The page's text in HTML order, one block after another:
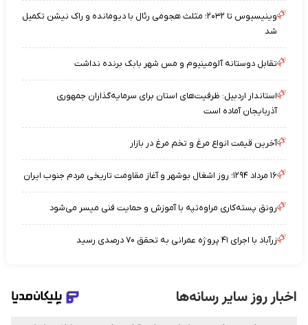
وینیسیوس تا ۲۰۳۲؛ مثلث هجومی رئال با دیومانده و راک نیشن تکمیل
شد
تقابل دوستانه آلومینیوم و مس شهر بابک برنده نداشت
استاندار اردبیل: ظرفیت‌های استان برای سرمایه‌گذاران جمهوری
آذربایجان آماده است
آخرین قیمت انواع مرغ و تخم مرغ در بازار
۱۶ مرداد ۱۲۹۴؛ روز اشغال بوشهر و آغاز مقاومت تاریخی مردم جنوب ایران
رونق پسته‌کاری مراوه‌تپه با آموزش و حمایت فنی میسر می‌شود
زرآباد با اجرای ۴۱ پروژه عمرانی به تحقق ۷۰ درصدی رسید